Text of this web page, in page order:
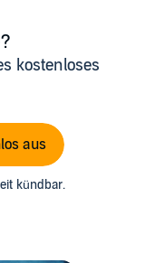
kostenloses
aus
kündbar.